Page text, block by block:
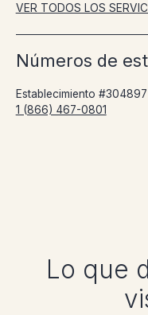
VER TODOS LOS
Números de
Establecimiento #304897
1 (866) 467-0801
Lo que